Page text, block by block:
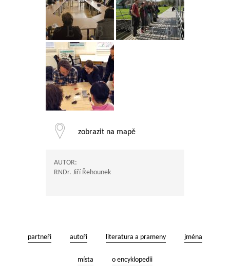
zobrazit na mapě
AUTOR:
RNDr. Jiří Řehounek
partneři autoři literatura a prameny jména
místa o encyklopedii